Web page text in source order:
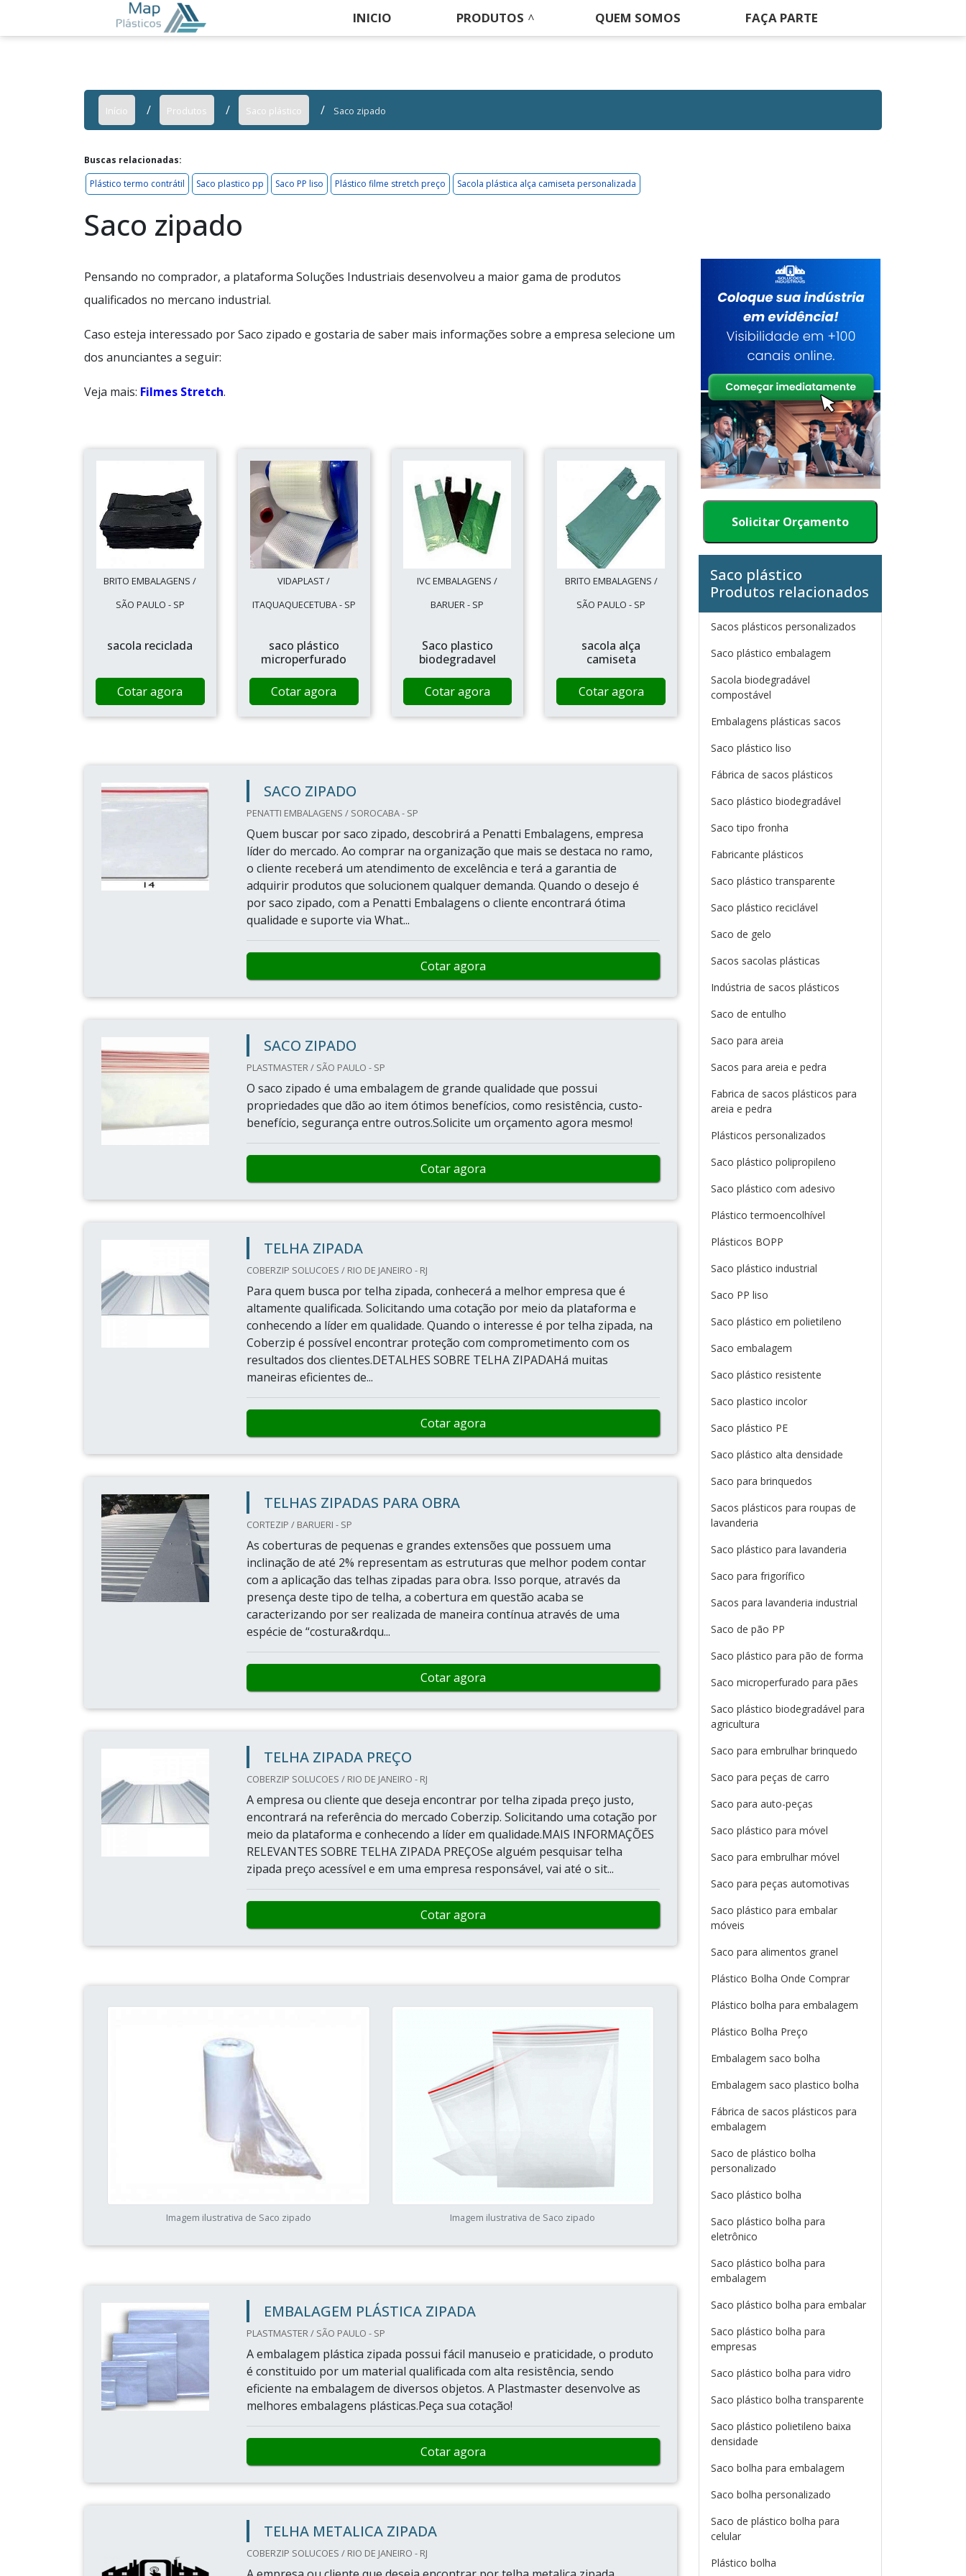
INICIO PRODUTOS QUEM SOMOS FAÇA PARTE
Início Produtos Saco plástico Saco zipado
Buscas relacionadas:
Plástico termo contrátil
Saco plastico pp Saco PP liso Plástico filme stretch preço Sacola plástica alça camiseta personalizada
Saco zipado
Pensando no comprador, a plataforma Soluções Industriais desenvolveu a maior gama de produtos
qualificados no mercano industrial.
Caso esteja interessado por Saco zipado e gostaria de saber mais informações sobre a empresa selecione um
dos anunciantes a seguir:
Veja mais: Filmes Stretch.
BRITO EMBALAGENS /
SÃO PAULO - SP
sacola reciclada
Cotar agora
VIDAPLAST /
ITAQUAQUECETUBA - SP
saco plástico
microperfurado
Cotar agora
IVC EMBALAGENS /
BARUER - SP
Saco plastico
biodegradavel
Cotar agora
BRITO EMBALAGENS /
SÃO PAULO - SP
sacola alça
camiseta
Cotar agora
SACO ZIPADO
PENATTI EMBALAGENS / SOROCABA - SP
Quem buscar por saco zipado, descobrirá a Penatti Embalagens, empresa
líder do mercado. Ao comprar na organização que mais se destaca no ramo,
o cliente receberá um atendimento de excelência e terá a garantia de
adquirir produtos que solucionem qualquer demanda. Quando o desejo é
por saco zipado, com a Penatti Embalagens o cliente encontrará ótima
qualidade e suporte via What...
Cotar agora
SACO ZIPADO
PLASTMASTER / SÃO PAULO - SP
O saco zipado é uma embalagem de grande qualidade que possui
propriedades que dão ao item ótimos benefícios, como resistência, custo-
benefício, segurança entre outros.Solicite um orçamento agora mesmo!
Cotar agora
TELHA ZIPADA
COBERZIP SOLUCOES / RIO DE JANEIRO - RJ
Para quem busca por telha zipada, conhecerá a melhor empresa que é
altamente qualificada. Solicitando uma cotação por meio da plataforma e
conhecendo a líder em qualidade. Quando o interesse é por telha zipada, na
Coberzip é possível encontrar proteção com comprometimento com os
resultados dos clientes.DETALHES SOBRE TELHA ZIPADAHá muitas
maneiras eficientes de...
Cotar agora
TELHAS ZIPADAS PARA OBRA
CORTEZIP / BARUERI - SP
As coberturas de pequenas e grandes extensões que possuem uma
inclinação de até 2% representam as estruturas que melhor podem contar
com a aplicação das telhas zipadas para obra. Isso porque, através da
presença deste tipo de telha, a cobertura em questão acaba se
caracterizando por ser realizada de maneira contínua através de uma
espécie de “costura&rdqu...
Cotar agora
TELHA ZIPADA PREÇO
COBERZIP SOLUCOES / RIO DE JANEIRO - RJ
A empresa ou cliente que deseja encontrar por telha zipada preço justo,
encontrará na referência do mercado Coberzip. Solicitando uma cotação por
meio da plataforma e conhecendo a líder em qualidade.MAIS INFORMAÇÕES
RELEVANTES SOBRE TELHA ZIPADA PREÇOSe alguém pesquisar telha
zipada preço acessível e em uma empresa responsável, vai até o sit...
Cotar agora
Imagem ilustrativa de Saco zipado Imagem ilustrativa de Saco zipado
EMBALAGEM PLÁSTICA ZIPADA
PLASTMASTER / SÃO PAULO - SP
A embalagem plástica zipada possui fácil manuseio e praticidade, o produto
é constituido por um material qualificada com alta resistência, sendo
eficiente na embalagem de diversos objetos. A Plastmaster desenvolve as
melhores embalagens plásticas.Peça sua cotação!
Cotar agora
TELHA METALICA ZIPADA
COBERZIP SOLUCOES / RIO DE JANEIRO - RJ
Solicitar Orçamento
Saco plástico
Produtos relacionados
Sacos plásticos personalizados
Saco plástico embalagem
Sacola biodegradável
compostável
Embalagens plásticas sacos
Saco plástico liso
Fábrica de sacos plásticos
Saco plástico biodegradável
Saco tipo fronha
Fabricante plásticos
Saco plástico transparente
Saco plástico reciclável
Saco de gelo
Sacos sacolas plásticas
Indústria de sacos plásticos
Saco de entulho
Saco para areia
Sacos para areia e pedra
Fabrica de sacos plásticos para
areia e pedra
Plásticos personalizados
Saco plástico polipropileno
Saco plástico com adesivo
Plástico termoencolhível
Plásticos BOPP
Saco plástico industrial
Saco PP liso
Saco plástico em polietileno
Saco embalagem
Saco plástico resistente
Saco plastico incolor
Saco plástico PE
Saco plástico alta densidade
Saco para brinquedos
Sacos plásticos para roupas de
lavanderia
Saco plástico para lavanderia
Saco para frigorífico
Sacos para lavanderia industrial
Saco de pão PP
Saco plástico para pão de forma
Saco microperfurado para pães
Saco plástico biodegradável para
agricultura
Saco para embrulhar brinquedo
Saco para peças de carro
Saco para auto-peças
Saco plástico para móvel
Saco para embrulhar móvel
Saco para peças automotivas
Saco plástico para embalar
móveis
Saco para alimentos granel
Plástico Bolha Onde Comprar
Plástico bolha para embalagem
Plástico Bolha Preço
Embalagem saco bolha
Embalagem saco plastico bolha
Fábrica de sacos plásticos para
embalagem
Saco de plástico bolha
personalizado
Saco plástico bolha
Saco plástico bolha para
eletrônico
Saco plástico bolha para
embalagem
Saco plástico bolha para embalar
Saco plástico bolha para
empresas
Saco plástico bolha para vidro
Saco plástico bolha transparente
Saco plástico polietileno baixa
densidade
Saco bolha para embalagem
Saco bolha personalizado
Saco de plástico bolha para
celular
Plástico bolha